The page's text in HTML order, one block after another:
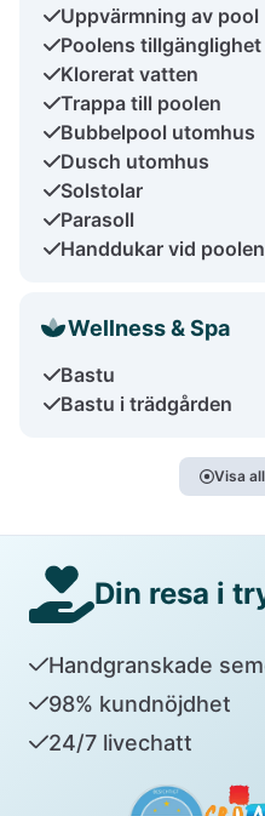
Uppvärmning av pool
Poolens tillgänglighet
Klorerat vatten
Trappa till poolen
Bubbelpool utomhus
Dusch utomhus
Solstolar
Parasoll
Handdukar vid poolen
Wellness & Spa
Bastu
Bastu i trädgården
Visa
Din resa i
Handgranskade
98% kundnöjdhet
24/7 livechatt